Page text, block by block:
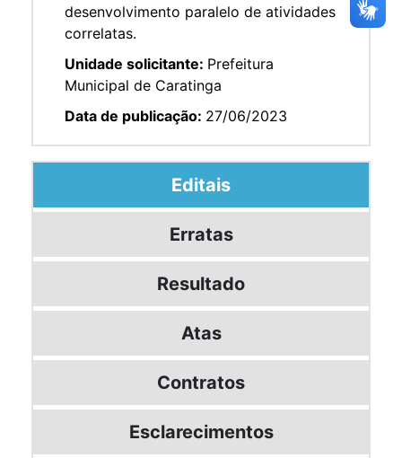
desenvolvimento paralelo de atividades
correlatas.
Unidade solicitante: Prefeitura
Municipal de Caratinga
Data de publicação: 27/06/2023
Editais
Erratas
Resultado
Atas
Contratos
Esclarecimentos